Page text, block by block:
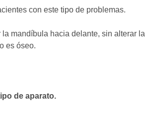
con este tipo de problemas.
mandíbula hacia delante, sin alterar la
es óseo.
de aparato.